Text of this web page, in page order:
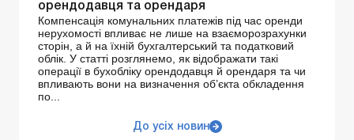
орендодавця та орендаря
Компенсація комунальних платежів під час оренди
нерухомості впливає не лише на взаєморозрахунки
сторін, а й на їхній бухгалтерський та податковий
облік. У статті розглянемо, як відображати такі
операції в бухобліку орендодавця й орендаря та чи
впливають вони на визначення об’єкта обкладення
по...
До усіх новин